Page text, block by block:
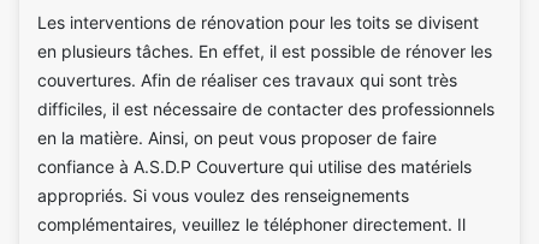
Les interventions de rénovation pour les toits se divisent
en plusieurs tâches. En effet, il est possible de rénover les
couvertures. Afin de réaliser ces travaux qui sont très
difficiles, il est nécessaire de contacter des professionnels
en la matière. Ainsi, on peut vous proposer de faire
confiance à A.S.D.P Couverture qui utilise des matériels
appropriés. Si vous voulez des renseignements
complémentaires, veuillez le téléphoner directement. Il